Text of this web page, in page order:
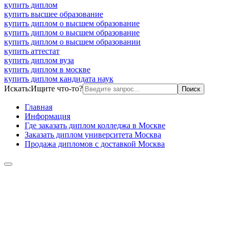
купить диплом
купить высшее образование
купить диплом о высшем образование
купить диплом о высшем образование
купить диплом о высшем образовании
купить аттестат
купить диплом вуза
купить диплом в москве
купить диплом кандидата наук
Искать:Ищите что-то?
Главная
Информация
Где заказать диплом колледжа в Москве
Заказать диплом университета Москва
Продажа дипломов с доставкой Москва